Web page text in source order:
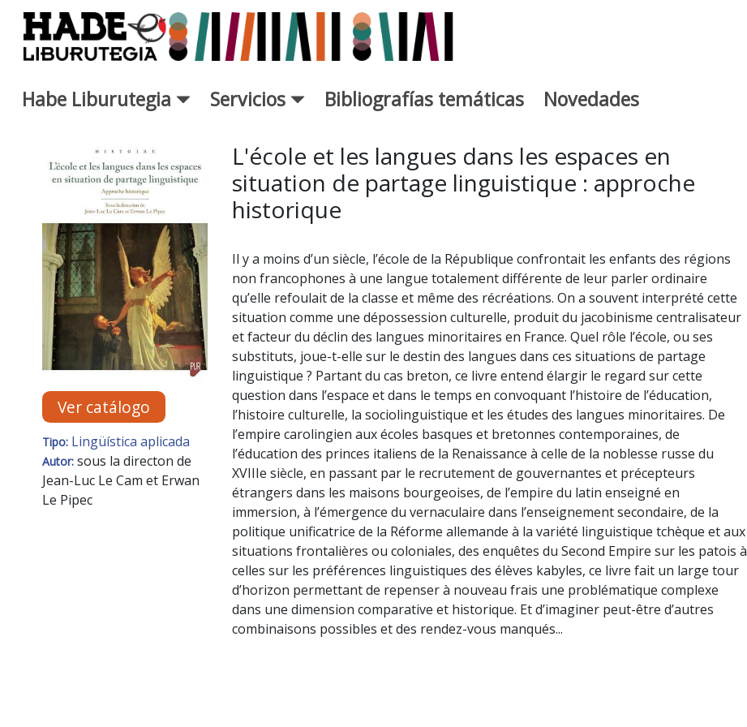
Saltar al contenido principal
Habe Liburutegia Servicios Bibliografías temáticas Novedades
Ficha de Novedades - Liburutegia
Ver catálogo
Tipo: Lingüística aplicada
Autor: sous la directon de
Jean-Luc Le Cam et Erwan
Le Pipec
L'école et les langues dans les espaces en
situation de partage linguistique : approche
historique
Il y a moins d’un siècle, l’école de la République confrontait les enfants des régions
non francophones à une langue totalement différente de leur parler ordinaire
qu’elle refoulait de la classe et même des récréations. On a souvent interprété cette
situation comme une dépossession culturelle, produit du jacobinisme centralisateur
et facteur du déclin des langues minoritaires en France. Quel rôle l’école, ou ses
substituts, joue-t-elle sur le destin des langues dans ces situations de partage
linguistique ? Partant du cas breton, ce livre entend élargir le regard sur cette
question dans l’espace et dans le temps en convoquant l’histoire de l’éducation,
l’histoire culturelle, la sociolinguistique et les études des langues minoritaires. De
l’empire carolingien aux écoles basques et bretonnes contemporaines, de
l’éducation des princes italiens de la Renaissance à celle de la noblesse russe du
XVIIIe siècle, en passant par le recrutement de gouvernantes et précepteurs
étrangers dans les maisons bourgeoises, de l’empire du latin enseigné en
immersion, à l’émergence du vernaculaire dans l’enseignement secondaire, de la
politique unificatrice de la Réforme allemande à la variété linguistique tchèque et aux
situations frontalières ou coloniales, des enquêtes du Second Empire sur les patois à
celles sur les préférences linguistiques des élèves kabyles, ce livre fait un large tour
d’horizon permettant de repenser à nouveau frais une problématique complexe
dans une dimension comparative et historique. Et d’imaginer peut-être d’autres
combinaisons possibles et des rendez-vous manqués...